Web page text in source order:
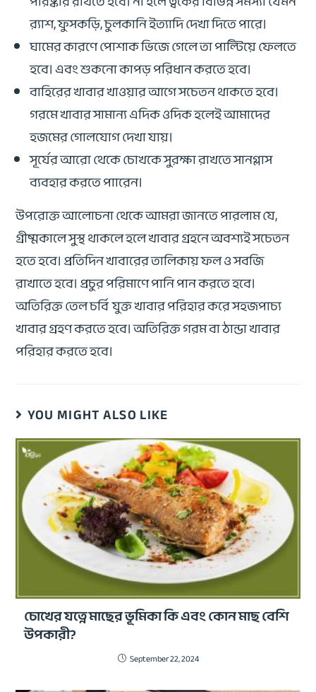
র‌্যাশ, ফুসকড়ি, চুলকানি ইত্যাদি দেখা দিতে পারে।
ঘামের কারণে পোশাক ভিজে গেলে তা পাল্টিয়ে ফেলতে
হবে। এবং শুকনো কাপড় পরিধান করতে হবে।
বাহিরের খাবার খাওয়ার আগে সচেতন থাকতে হবে।
গরমে খাবার সামান্য এদিক ওদিক হলেই আমাদের
হজমের গোলযোগ দেখা যায়।
সূর্যের আরো থেকে চোখকে সুরক্ষা রাখতে সানগ্লাস
ব্যবহার করতে পাারেন।
উপরোক্ত আলোচনা থেকে আমরা জানতে পারলাম যে,
গ্রীষ্মকালে সুস্থ থাকলে হলে খাবার গ্রহনে অবশ্যই সচেতন
হতে হবে। প্রতিদিন খাবারের তালিকায় ফল ও সবজি
রাখাতে হবে। প্রচুর পরিমাণে পানি পান করতে হবে।
অতিরিক্ত তেল চর্বি যুক্ত খাবার পরিহার করে সহজপাচ্য
খাবার গ্রহণ করতে হবে। অতিরিক্ত গরম বা ঠান্ডা খাবার
পরিহার করতে হবে।
YOU MIGHT ALSO LIKE
চোখের যত্নে মাছের ভূমিকা কি এবং কোন মাছ বেশি
উপকারী?
September 22, 2024